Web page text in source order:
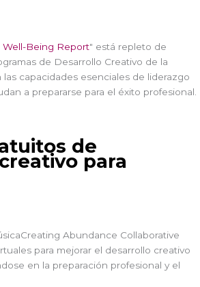
Well-Being Report" está repleto de
de Desarrollo Creativo de la
capacidades esenciales de liderazgo
a prepararse para el éxito profesional.
de
para
Creating Abundance Collaborative
para mejorar el desarrollo creativo
en la preparación profesional y el